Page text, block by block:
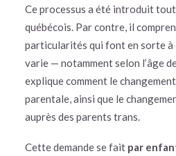
Ce processus a été introduit
québécois. Par contre, il
particularités qui font en sorte à
varie — notamment selon l’âge
explique comment le
parentale, ainsi que le
auprès des parents trans.
Cette demande se fait par